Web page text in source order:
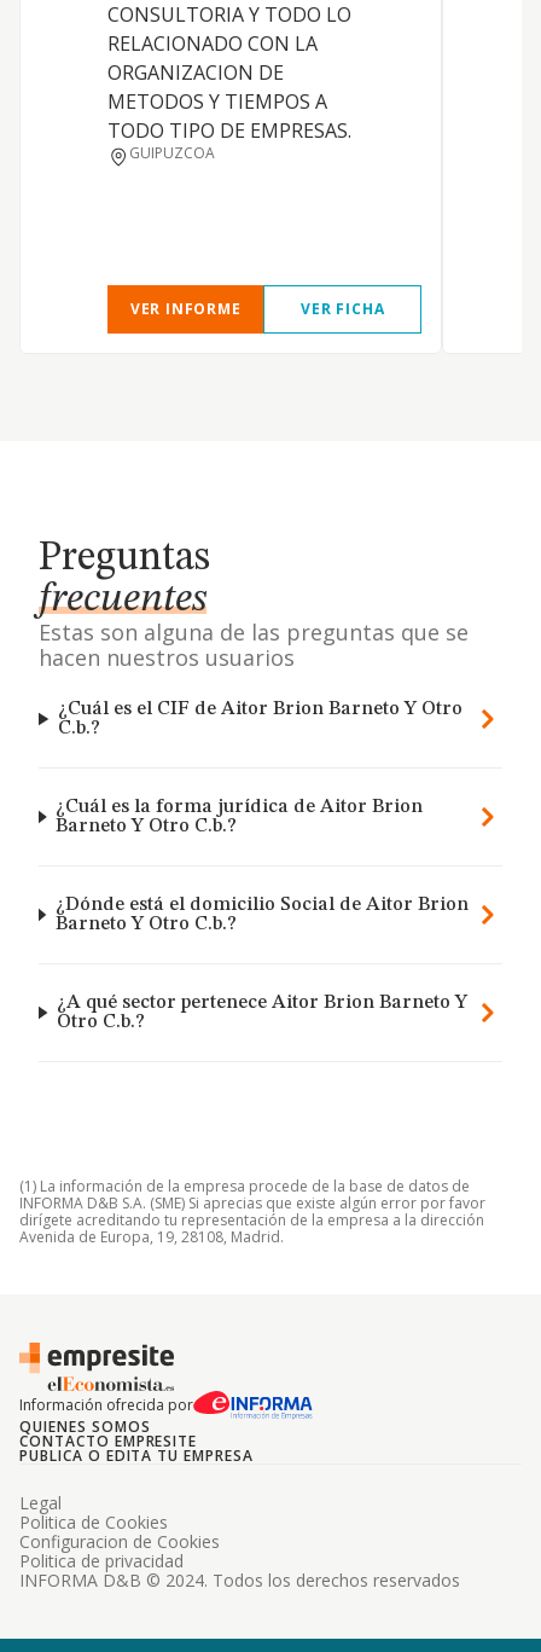
CONSULTORIA Y TODO LO
RELACIONADO CON LA
ORGANIZACION DE
METODOS Y TIEMPOS A
TODO TIPO DE EMPRESAS.
GUIPUZCOA
VER INFORME VER FICHA
Preguntas
frecuentes
Estas son alguna de las preguntas que se
hacen nuestros usuarios
¿Cuál es el CIF de Aitor Brion Barneto Y Otro
C.b.?
¿Cuál es la forma jurídica de Aitor Brion
Barneto Y Otro C.b.?
¿Dónde está el domicilio Social de Aitor Brion
Barneto Y Otro C.b.?
¿A qué sector pertenece Aitor Brion Barneto Y
Otro C.b.?
(1) La información de la empresa procede de la base de datos de
INFORMA D&B S.A. (SME) Si aprecias que existe algún error por favor
dirígete acreditando tu representación de la empresa a la dirección
Avenida de Europa, 19, 28108, Madrid.
Información ofrecida por
QUIENES SOMOS
CONTACTO EMPRESITE
PUBLICA O EDITA TU EMPRESA
INFORMA D&B © 2024. Todos los derechos reservados
Legal
Politica de Cookies
Configuracion de Cookies
Politica de privacidad